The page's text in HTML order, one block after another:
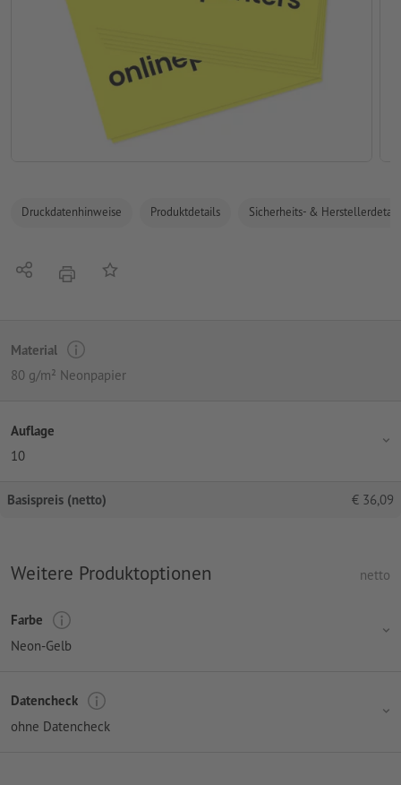
Druckdatenhinweise Produktdetails Sicherheits- &
Teilen DruckenAuf die Merkliste
Material
80 g/m² Neonpapier
Auflage
10
Basispreis (netto) € 36,09
Weitere Produktoptionen netto
Farbe
Neon-Gelb
Datencheck
ohne Datencheck